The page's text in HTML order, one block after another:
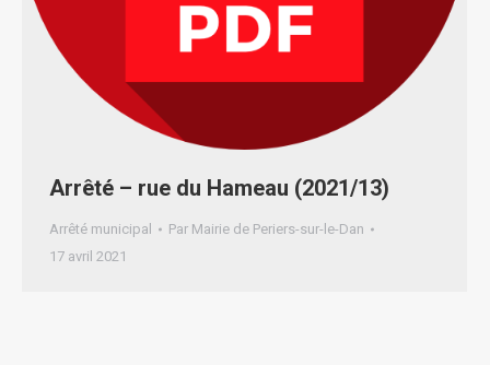
Arrêté – rue du Hameau (2021/13)
Arrêté municipal Par Mairie de Periers-sur-le-Dan
17 avril 2021